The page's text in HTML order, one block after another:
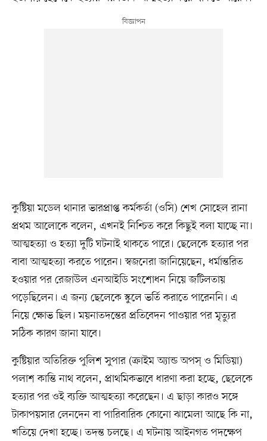
কুষ্টিয়া মডেল থানার ভারপ্রাপ্ত কর্মকর্তা (ওসি) শেখ সোহেল রানা
প্রথম আলোকে বলেন, এখনই নিশ্চিত করে কিছুই বলা যাচ্ছে না।
আত্মহত্যা ও হত্যা দুটি ঘটনাই থাকতে পারে। ছেলেকে হত্যার পর
বাবা আত্মহত্যা করতে পারেন। স্বজনেরা জানিয়েছেন, ধর্মান্তরিত
হওয়ার পর রেজাউল এনআইডি সংশোধন নিয়ে জটিলতায়
পড়েছিলেন। এ জন্য ছেলেকে স্কুলে ভর্তি করাতে পারেননি। এ
নিয়ে ক্ষোভ ছিল। ময়নাতদন্তের প্রতিবেদন পাওয়ার পর মৃত্যুর
সঠিক কারণ জানা যাবে।
কুষ্টিয়ার অতিরিক্ত পুলিশ সুপার (ক্রাইম অ্যান্ড অপস্‌ ও মিডিয়া)
পলাশ কান্তি নাথ বলেন, প্রাথমিকভাবে ধারণা করা হচ্ছে, ছেলেকে
হত্যার পর ওই ব্যক্তি আত্মহত্যা করেছেন। এ ছাড়া কারও সঙ্গে
টাকাপয়সার লেনদেন বা পারিবারিক কোনো ঝামেলা আছে কি না,
খতিয়ে দেখা হচ্ছে। তদন্ত চলছে। এ ঘটনায় আইনগত পদক্ষেপ